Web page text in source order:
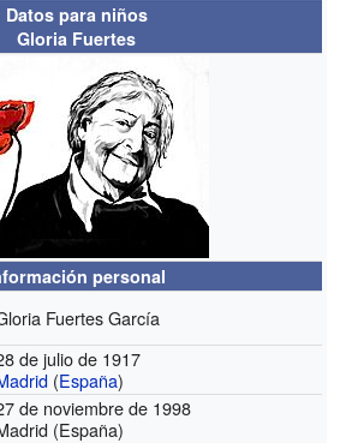
Datos para niños
Gloria Fuertes
personal
Fuertes García
de julio de 1917
(España)
de noviembre de 1998
(España)